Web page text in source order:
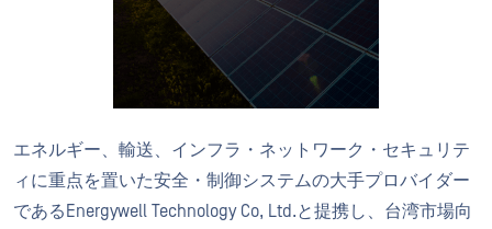
エネルギー、輸送、インフラ・ネットワーク・セキュリテ
ィに重点を置いた安全・制御システムの大手プロバイダー
であるEnergywell Technology Co, Ltd.と提携し、台湾市場向